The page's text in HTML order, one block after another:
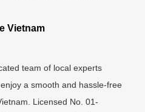
Vietnam
team of local experts
a smooth and hassle-free
Licensed No. 01-